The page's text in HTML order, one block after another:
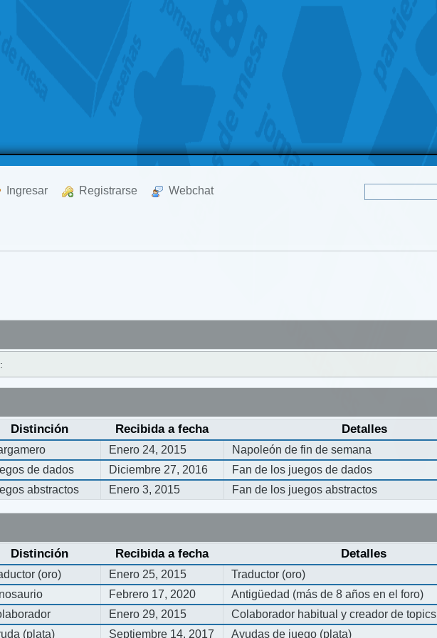
Ingresar Registrarse Webchat
Distinción Recibida a fecha Detalles
Enero 24, 2015
Napoleón de fin de semana
de dados
Diciembre 27, 2016
Fan de los juegos de dados
abstractos
Enero 3, 2015 Fan de los juegos abstractos
Distinción Recibida a fecha Detalles
(oro) Enero 25, 2015
Traductor (oro)
Febrero 17, 2020
Antigüedad (más de 8 años en el foro)
Enero 29, 2015
Colaborador habitual y creador de topics
(plata)
Septiembre 14, 2017 Ayudas de juego (plata)